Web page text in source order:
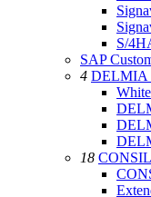
S/
SAP
4 DELMIA
18